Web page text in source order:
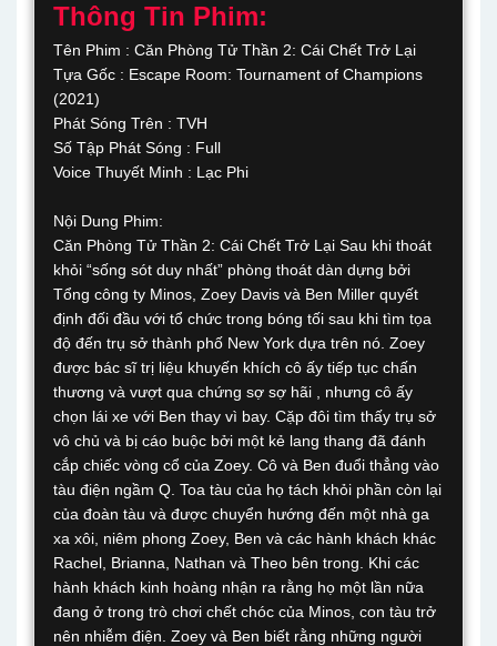
Thông Tin Phim:
Tên Phim : Căn Phòng Tử Thần 2: Cái Chết Trở Lại
Tựa Gốc : Escape Room: Tournament of Champions
(2021)
Phát Sóng Trên : TVH
Số Tập Phát Sóng : Full
Voice Thuyết Minh : Lạc Phi
Nội Dung Phim:
Căn Phòng Tử Thần 2: Cái Chết Trở Lại Sau khi thoát
khỏi “sống sót duy nhất” phòng thoát dàn dựng bởi
Tổng công ty Minos, Zoey Davis và Ben Miller quyết
định đối đầu với tổ chức trong bóng tối sau khi tìm tọa
độ đến trụ sở thành phố New York dựa trên nó. Zoey
được bác sĩ trị liệu khuyến khích cô ấy tiếp tục chấn
thương và vượt qua chứng sợ sợ hãi , nhưng cô ấy
chọn lái xe với Ben thay vì bay. Cặp đôi tìm thấy trụ sở
vô chủ và bị cáo buộc bởi một kẻ lang thang đã đánh
cắp chiếc vòng cổ của Zoey. Cô và Ben đuổi thẳng vào
tàu điện ngầm Q. Toa tàu của họ tách khỏi phần còn lại
của đoàn tàu và được chuyển hướng đến một nhà ga
xa xôi, niêm phong Zoey, Ben và các hành khách khác
Rachel, Brianna, Nathan và Theo bên trong. Khi các
hành khách kinh hoàng nhận ra rằng họ một lần nữa
đang ở trong trò chơi chết chóc của Minos, con tàu trở
nên nhiễm điện. Zoey và Ben biết rằng những người